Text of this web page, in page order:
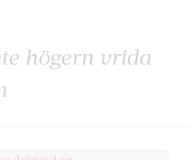
högern vrida